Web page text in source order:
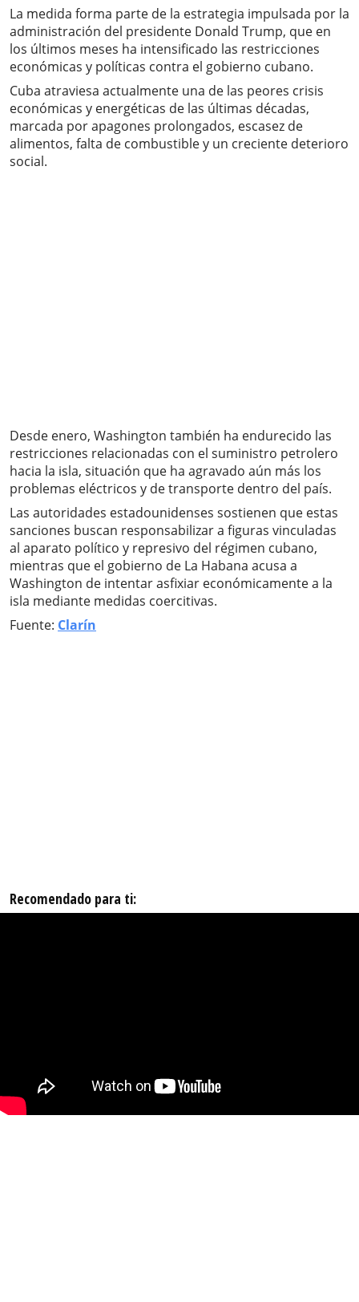
La medida forma parte de la estrategia impulsada por la
administración del presidente Donald Trump, que en
los últimos meses ha intensificado las restricciones
económicas y políticas contra el gobierno cubano.
Cuba atraviesa actualmente una de las peores crisis
económicas y energéticas de las últimas décadas,
marcada por apagones prolongados, escasez de
alimentos, falta de combustible y un creciente deterioro
social.
Desde enero, Washington también ha endurecido las
restricciones relacionadas con el suministro petrolero
hacia la isla, situación que ha agravado aún más los
problemas eléctricos y de transporte dentro del país.
Las autoridades estadounidenses sostienen que estas
sanciones buscan responsabilizar a figuras vinculadas
al aparato político y represivo del régimen cubano,
mientras que el gobierno de La Habana acusa a
Washington de intentar asfixiar económicamente a la
isla mediante medidas coercitivas.
Fuente: Clarín
Recomendado para ti: